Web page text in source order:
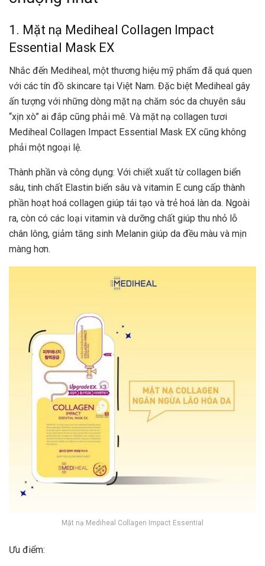
1. Mặt nạ Mediheal Collagen Impact
Essential Mask EX
Nhắc đến Mediheal, một thương hiệu mỹ phẩm đã quá quen
với các tín đồ skincare tại Việt Nam. Đặc biệt Mediheal gây
ấn tượng với những dòng mặt nạ chăm sóc da chuyên sâu
“xịn xò” ai đắp cũng phải mê. Và mặt nạ collagen tươi
Mediheal Collagen Impact Essential Mask EX cũng không
phải một ngoại lệ.
Thành phần và công dụng: Với chiết xuất từ collagen biển
sâu, tinh chất Elastin biển sâu và vitamin E cung cấp thành
phần hoạt hoá collagen giúp tái tạo và trẻ hoá làn da. Ngoài
ra, còn có các loại vitamin và dưỡng chất giúp thu nhỏ lỗ
chân lông, giảm tăng sinh Melanin giúp da đều màu và mịn
màng hơn.
Mặt nạ Mediheal Collagen Impact Essential
Ưu điểm: